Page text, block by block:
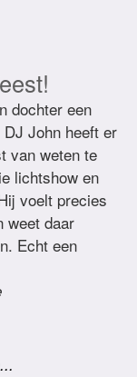
dochter een
John heeft er
van weten te
lichtshow en
voelt precies
weet daar
Echt een